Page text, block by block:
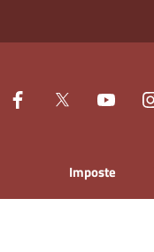
Imposte